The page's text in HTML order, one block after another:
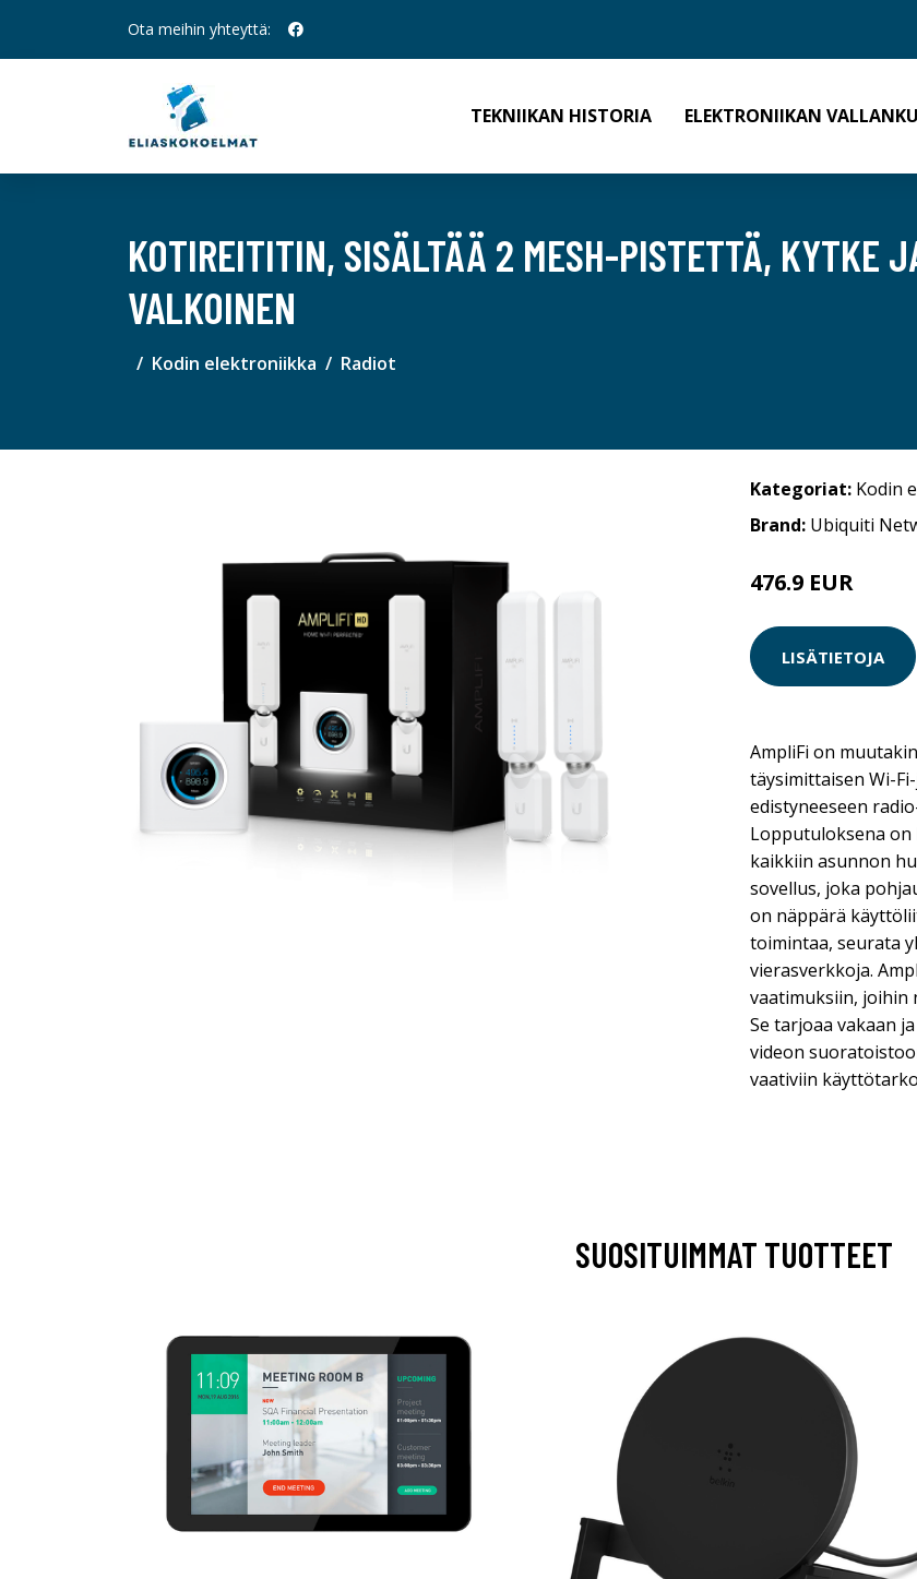
Ota meihin yhteyttä:
TEKNIIKAN HISTORIA ELEKTRONIIKAN
KOTIREITITIN, SISÄLTÄÄ 2 MESH-PISTETTÄ, KYTKE
VALKOINEN
Kodin elektroniikka Radiot
Kategoriat: Kodin
Brand: Ubiquiti
476.9 EUR
LISÄTIETOJA
AmpliFi on
täysimittaisen Wi-
edistyneeseen
Lopputuloksena
kaikkiin asunnon
sovellus, joka
on näppärä
toimintaa, seurata
vierasverkkoja.
vaatimuksiin, joihin
Se tarjoaa vakaan
videon
vaativiin
SUOSITUIMMAT TUOTTEET